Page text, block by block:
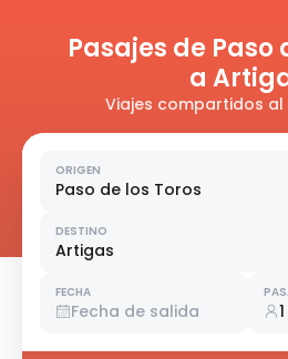
Pasajes de Paso
a
Viajes compartidos
ORIGEN
Paso de los Toros
DESTINO
Artigas
FECHA
Fecha de salida 1